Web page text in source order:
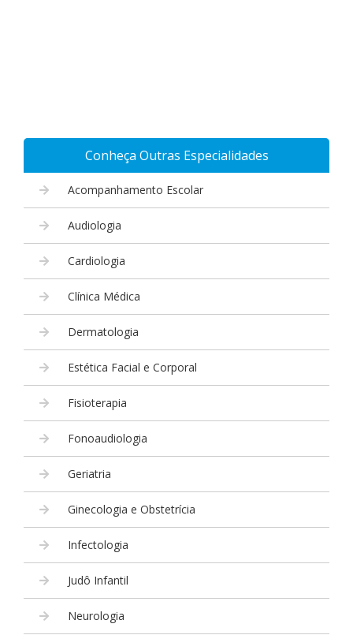
Conheça Outras Especialidades
Acompanhamento Escolar
Audiologia
Cardiologia
Clínica Médica
Dermatologia
Estética Facial e Corporal
Fisioterapia
Fonoaudiologia
Geriatria
Ginecologia e Obstetrícia
Infectologia
Judô Infantil
Neurologia